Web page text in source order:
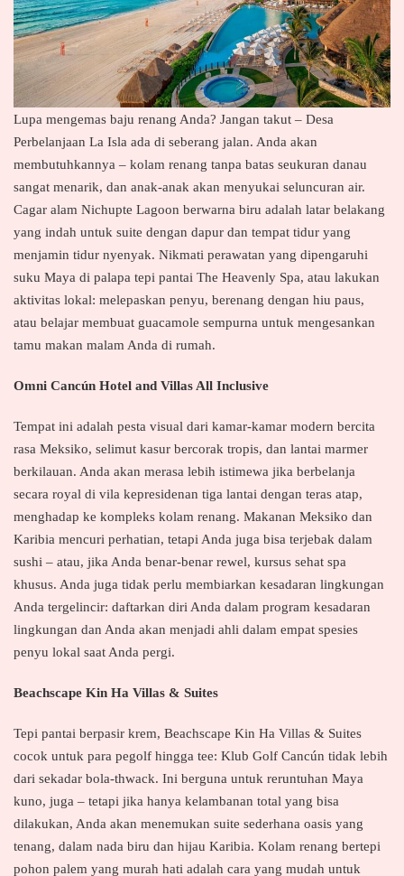
Lupa mengemas baju renang Anda? Jangan takut – Desa
Perbelanjaan La Isla ada di seberang jalan. Anda akan
membutuhkannya – kolam renang tanpa batas seukuran danau
sangat menarik, dan anak-anak akan menyukai seluncuran air.
Cagar alam Nichupte Lagoon berwarna biru adalah latar belakang
yang indah untuk suite dengan dapur dan tempat tidur yang
menjamin tidur nyenyak. Nikmati perawatan yang dipengaruhi
suku Maya di palapa tepi pantai The Heavenly Spa, atau lakukan
aktivitas lokal: melepaskan penyu, berenang dengan hiu paus,
atau belajar membuat guacamole sempurna untuk mengesankan
tamu makan malam Anda di rumah.
Omni Cancún Hotel and Villas All Inclusive
Tempat ini adalah pesta visual dari kamar-kamar modern bercita
rasa Meksiko, selimut kasur bercorak tropis, dan lantai marmer
berkilauan. Anda akan merasa lebih istimewa jika berbelanja
secara royal di vila kepresidenan tiga lantai dengan teras atap,
menghadap ke kompleks kolam renang. Makanan Meksiko dan
Karibia mencuri perhatian, tetapi Anda juga bisa terjebak dalam
sushi – atau, jika Anda benar-benar rewel, kursus sehat spa
khusus. Anda juga tidak perlu membiarkan kesadaran lingkungan
Anda tergelincir: daftarkan diri Anda dalam program kesadaran
lingkungan dan Anda akan menjadi ahli dalam empat spesies
penyu lokal saat Anda pergi.
Beachscape Kin Ha Villas & Suites
Tepi pantai berpasir krem, Beachscape Kin Ha Villas & Suites
cocok untuk para pegolf hingga tee: Klub Golf Cancún tidak lebih
dari sekadar bola-thwack. Ini berguna untuk reruntuhan Maya
kuno, juga – tetapi jika hanya kelambanan total yang bisa
dilakukan, Anda akan menemukan suite sederhana oasis yang
tenang, dalam nada biru dan hijau Karibia. Kolam renang bertepi
pohon palem yang murah hati adalah cara yang mudah untuk